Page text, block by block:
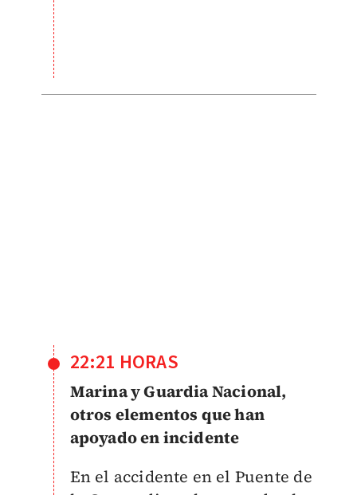
22:21 HORAS
Marina y Guardia Nacional,
otros elementos que han
apoyado en incidente
En el accidente en el Puente de